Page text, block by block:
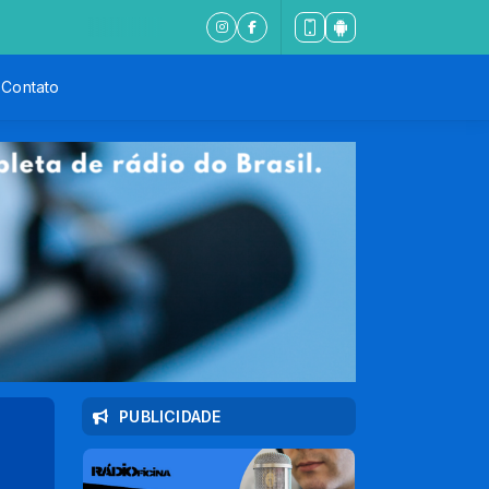
Programação Musical com Locutor Padrão
Contato
PUBLICIDADE